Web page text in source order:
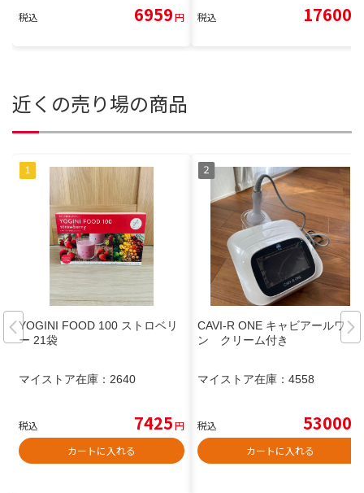
税込 6959円 税込 17600
近くの売り場の商品
YOGINI FOOD 100 ストロベリ
ー 21袋
マイストア在庫： 2640
税込 7425円
カートに入れる
CAVI-R ONE キャビアールワ
ン クリーム付き
マイストア在庫： 4558
税込 53000
カートに入れる